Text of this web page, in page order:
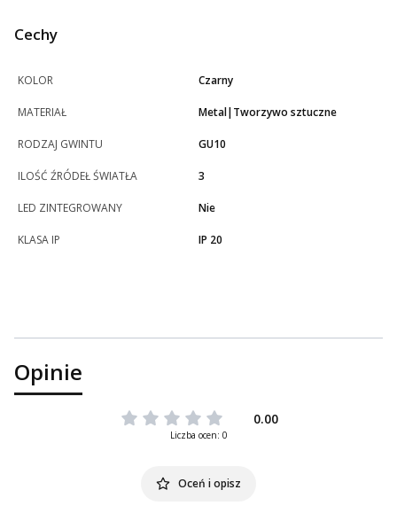
Cechy
KOLOR Czarny
MATERIAŁ Metal|Tworzywo sztuczne
RODZAJ GWINTU GU10
ILOŚĆ ŹRÓDEŁ ŚWIATŁA 3
LED ZINTEGROWANY Nie
KLASA IP IP 20
Opinie
0.00
Liczba ocen: 0
Oceń i opisz